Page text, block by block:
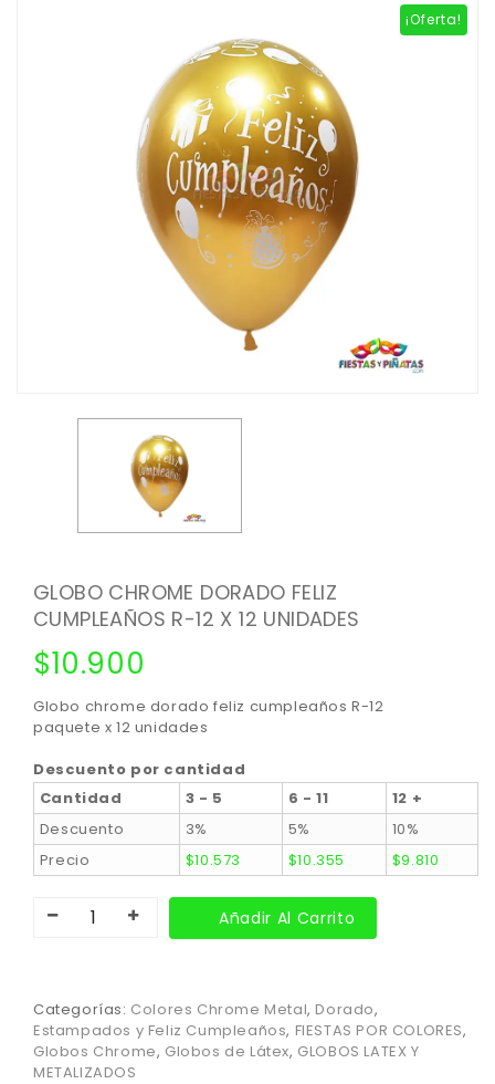
¡Oferta!
GLOBO CHROME DORADO FELIZ
CUMPLEAÑOS R-12 X 12 UNIDADES
$10.900
Globo chrome dorado feliz cumpleaños R-12
paquete x 12 unidades
Descuento por cantidad
Cantidad
3 - 5 6 - 11
12 +
Descuento
3% 5%
10%
Precio
$10.573 $10.355 $9.810
Añadir Al Carrito
Categorías: Colores Chrome Metal, Dorado,
Estampados y Feliz Cumpleaños, FIESTAS POR COLORES,
Globos Chrome, Globos de Látex, GLOBOS LATEX Y
METALIZADOS